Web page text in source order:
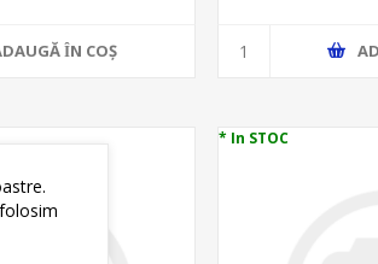
ȊN COŞ
* In STOC